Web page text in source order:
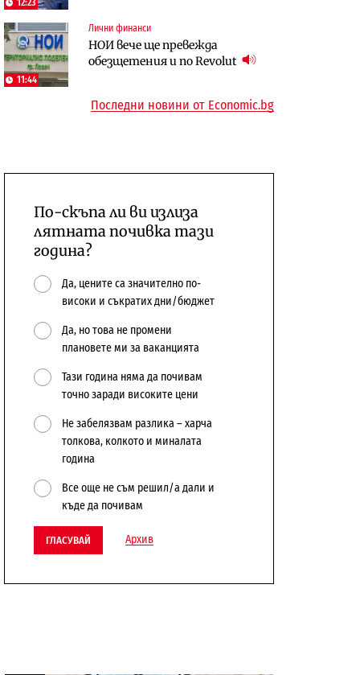
11:44
Лични финанси
НОИ вече ще превежда
обезщетения и по Revolut
Компании
център в Доброславци
Енергетика
Държавният ТЕЦ „Марица
Последни новини от Economic.bg
По-скъпа ли ви излиза
лятната почивка тази
година?
Да, цените са значително по-
високи и съкратих дни/бюджет
Да, но това не промени
плановете ми за ваканцията
Тази година няма да почивам
точно заради високите цени
Не забелязвам разлика – харча
толкова, колкото и миналата
година
Все още не съм решил/а дали и
къде да почивам
ГЛАСУВАЙ Архив